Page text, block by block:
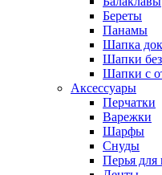
Береты
Панамы
Шапка
Шапки без
Шапки с
Аксессуары
Перчатки
Варежки
Шарфы
Снуды
Перья для